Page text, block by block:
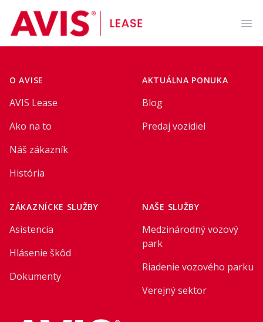
AVIS Lease
O AVISE
AVIS Lease
Ako na to
Náš zákazník
História
AKTUÁLNA PONUKA
Blog
Predaj vozidiel
ZÁKAZNÍCKE SLUŽBY
Asistencia
Hlásenie škôd
Dokumenty
NAŠE SLUŽBY
Medzinárodný vozový
park
Riadenie vozového parku
Verejný sektor